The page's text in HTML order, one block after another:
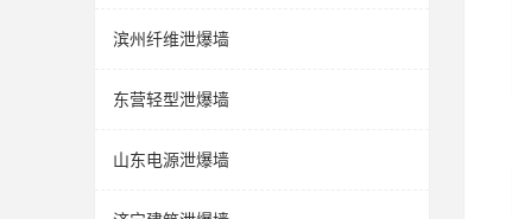
滨州纤维泄爆墙
东营轻型泄爆墙
山东电源泄爆墙